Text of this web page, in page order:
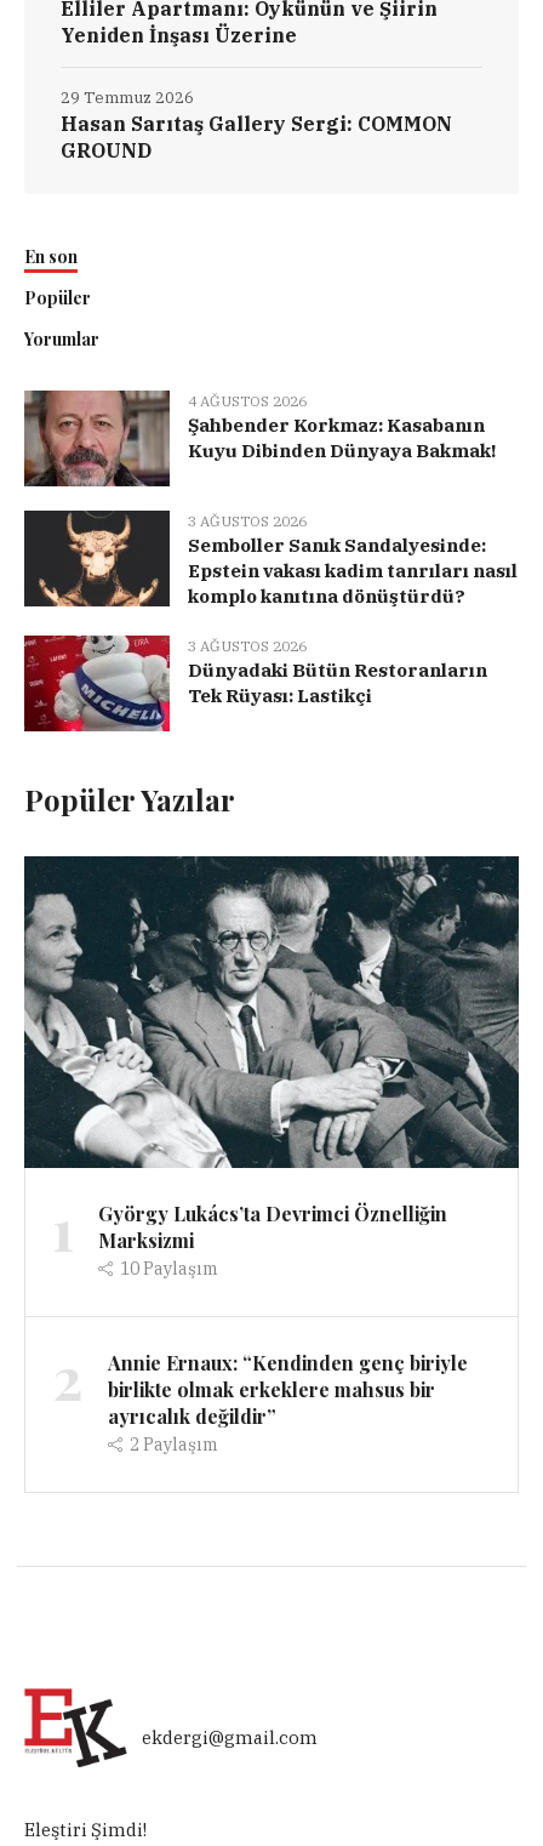
Elliler Apartmanı: Öykünün ve Şiirin
Yeniden İnşası Üzerine
Hasan Sarıtaş Gallery Sergi: COMMON
GROUND
29 Temmuz 2026
En son
Popüler
Yorumlar
4 AĞUSTOS 2026
Şahbender Korkmaz: Kasabanın
Kuyu Dibinden Dünyaya Bakmak!
3 AĞUSTOS 2026
Semboller Sanık Sandalyesinde:
Epstein vakası kadim tanrıları nasıl
komplo kanıtına dönüştürdü?
3 AĞUSTOS 2026
Dünyadaki Bütün Restoranların
Tek Rüyası: Lastikçi
Popüler Yazılar
1
György Lukács’ta Devrimci Öznelliğin
Marksizmi
10Paylaşım
2
Annie Ernaux: “Kendinden genç biriyle
birlikte olmak erkeklere mahsus bir
ayrıcalık değildir”
2 Paylaşım
ekdergi@gmail.com
Eleştiri Şimdi!